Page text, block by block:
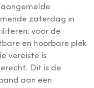
zaterdag in
voor de
en hoorbare plek
vereiste is
Dit is de
aan een